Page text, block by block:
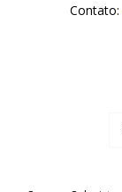
Contato: